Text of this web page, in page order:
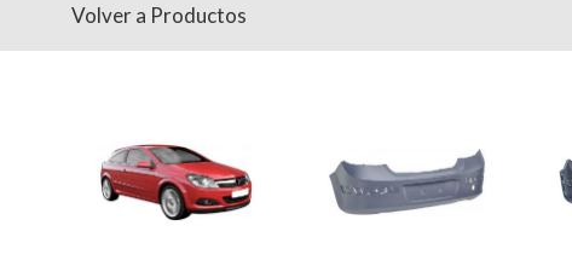
Volver a Productos